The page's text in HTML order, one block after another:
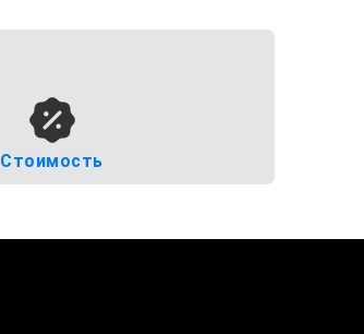
Стоимость